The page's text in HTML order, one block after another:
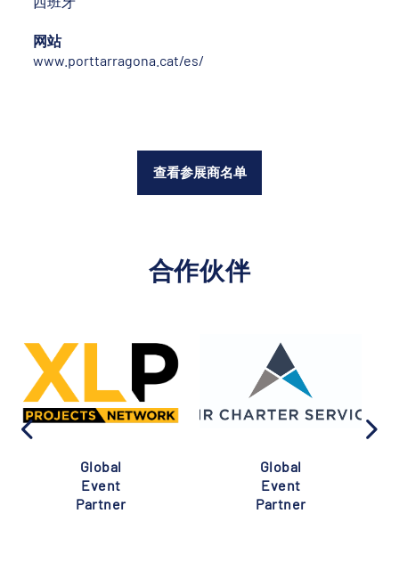
网站
www.porttarragona.cat/es/
查看参展商名单
合作伙伴
Global
Event
Partner
Global
Event
Partner